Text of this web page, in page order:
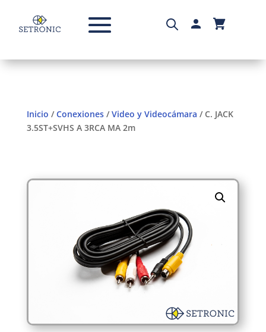
Inicio /Conexiones/Video y Videocámara / C. JACK
3.5ST+SVHS A 3RCA MA 2m